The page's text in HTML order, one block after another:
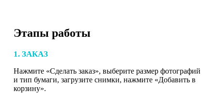
Этапы работы
1. ЗАКАЗ
Нажмите «Сделать заказ», выберите размер фотографий
и тип бумаги, загрузите снимки, нажмите «Добавить в
корзину».